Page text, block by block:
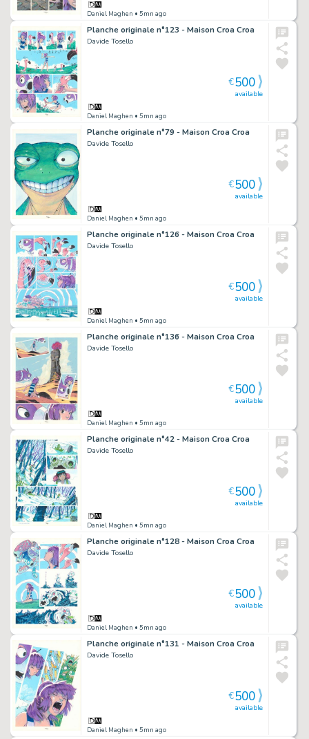
Daniel Maghen • 5mn ago
Planche originale n°123 - Maison Croa Croa
Davide Tosello
Daniel Maghen • 5mn ago
available
€500
Planche originale n°79 - Maison Croa Croa
Davide Tosello
Daniel Maghen • 5mn ago
available
€500
Planche originale n°126 - Maison Croa Croa
Davide Tosello
Daniel Maghen • 5mn ago
available
€500
Planche originale n°136 - Maison Croa Croa
Davide Tosello
Daniel Maghen • 5mn ago
available
€500
Planche originale n°42 - Maison Croa Croa
Davide Tosello
Daniel Maghen • 5mn ago
available
€500
Planche originale n°128 - Maison Croa Croa
Davide Tosello
Daniel Maghen • 5mn ago
available
€500
Planche originale n°131 - Maison Croa Croa
Davide Tosello
Daniel Maghen • 5mn ago
available
€500